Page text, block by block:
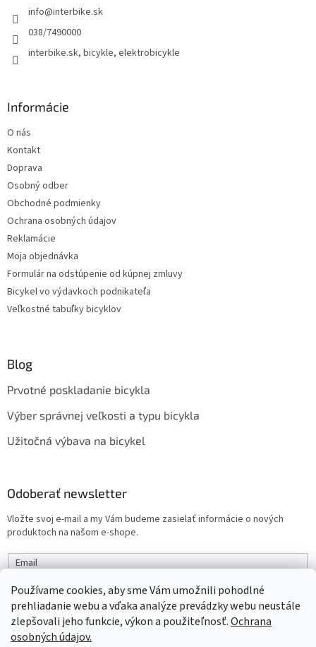
Používame cookies, aby sme Vám umožnili pohodlné
prehliadanie webu a vďaka analýze prevádzky webu neustále
zlepšovali jeho funkcie, výkon a použiteľnosť.Ochrana
osobných údajov.
info@interbike.sk
038/7490000
interbike.sk, bicykle, elektrobicykle
Informácie
O nás
Kontakt
Doprava
Osobný odber
Obchodné podmienky
Ochrana osobných údajov
Reklamácie
Moja objednávka
Formulár na odstúpenie od kúpnej zmluvy
Bicykel vo výdavkoch podnikateľa
Veľkostné tabuľky bicyklov
Blog
Prvotné poskladanie bicykla
Výber správnej veľkosti a typu bicykla
Užitočná výbava na bicykel
Odoberať newsletter
Vložte svoj e-mail a my Vám budeme zasielať informácie o nových
produktoch na našom e-shope.
Email
PRIHLÁSIŤ SA